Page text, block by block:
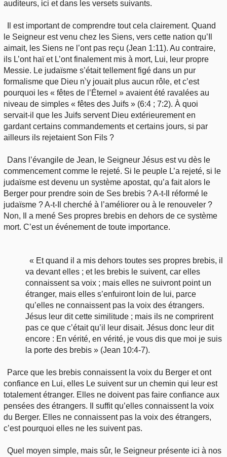
auditeurs, ici et dans les versets suivants.
Il est important de comprendre tout cela clairement. Quand
le Seigneur est venu chez les Siens, vers cette nation qu’Il
aimait, les Siens ne l’ont pas reçu (Jean 1:11). Au contraire,
ils L’ont haï et L’ont finalement mis à mort, Lui, leur propre
Messie. Le judaïsme s’était tellement figé dans un pur
formalisme que Dieu n’y jouait plus aucun rôle, et c’est
pourquoi les « fêtes de l’Éternel » avaient été ravalées au
niveau de simples « fêtes des Juifs » (6:4 ; 7:2). À quoi
servait-il que les Juifs servent Dieu extérieurement en
gardant certains commandements et certains jours, si par
ailleurs ils rejetaient Son Fils ?
Dans l’évangile de Jean, le Seigneur Jésus est vu dès le
commencement comme le rejeté. Si le peuple L’a rejeté, si le
judaïsme est devenu un système apostat, qu’a fait alors le
Berger pour prendre soin de Ses brebis ? A-t-Il réformé le
judaïsme ? A-t-Il cherché à l’améliorer ou à le renouveler ?
Non, Il a mené Ses propres brebis en dehors de ce système
mort. C’est un événement de toute importance.
« Et quand il a mis dehors toutes ses propres brebis, il
va devant elles ; et les brebis le suivent, car elles
connaissent sa voix ; mais elles ne suivront point un
étranger, mais elles s’enfuiront loin de lui, parce
qu’elles ne connaissent pas la voix des étrangers.
Jésus leur dit cette similitude ; mais ils ne comprirent
pas ce que c’était qu’il leur disait. Jésus donc leur dit
encore : En vérité, en vérité, je vous dis que moi je suis
la porte des brebis » (Jean 10:4-7).
Parce que les brebis connaissent la voix du Berger et ont
confiance en Lui, elles Le suivent sur un chemin qui leur est
totalement étranger. Elles ne doivent pas faire confiance aux
pensées des étrangers. Il suffit qu’elles connaissent la voix
du Berger. Elles ne connaissent pas la voix des étrangers,
c’est pourquoi elles ne les suivent pas.
Quel moyen simple, mais sûr, le Seigneur présente ici à nos